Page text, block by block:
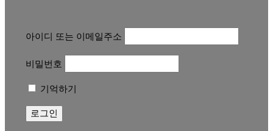
아이디 또는 이메일주소
비밀번호
기억하기